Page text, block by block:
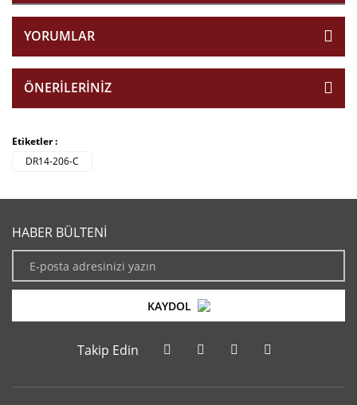
YORUMLAR
ÖNERILERINIZ
Etiketler :
DR14-206-C
HABER BÜLTENİ
KAYDOL
Takip Edin